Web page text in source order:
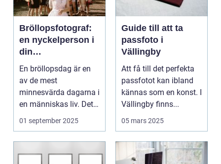
Bröllopsfotograf:
en nyckelperson i
din
bröllopsberättelse
En bröllopsdag är en
av de mest
minnesvärda dagarna i
en människas liv. Det
&aum...
01 september 2025
Guide till att ta
passfoto i
Vällingby
Att få till det perfekta
passfotot kan ibland
kännas som en konst. I
Vällingby finns...
05 mars 2025